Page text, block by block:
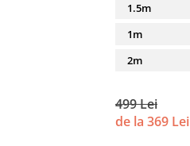
1.5m
1m
2m
499 Lei
de la 369 Lei